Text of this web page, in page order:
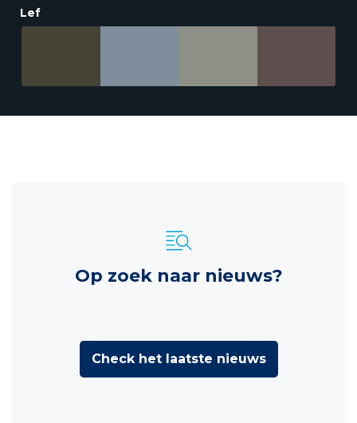
Lef
Op zoek naar nieuws?
Check het laatste nieuws